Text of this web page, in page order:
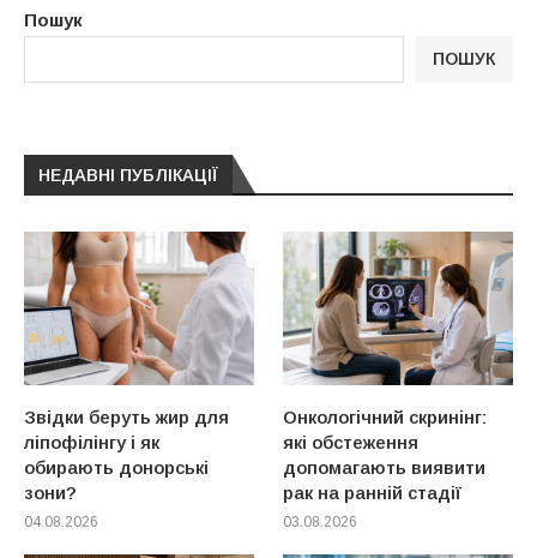
Пошук
ПОШУК
НЕДАВНІ ПУБЛІКАЦІЇ
Звідки беруть жир для
ліпофілінгу і як
обирають донорські
зони?
04.08.2026
Онкологічний скринінг:
які обстеження
допомагають виявити
рак на ранній стадії
03.08.2026